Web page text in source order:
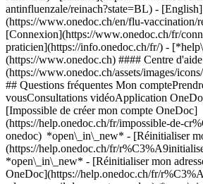
antinfluenzale/reinach?state=BL) - [English]
(https://www.onedoc.ch/en/flu-vaccination/
[Connexion](https://www.onedoc.ch/fr/
praticien](https://info.onedoc.ch/fr/) -
(https://www.onedoc.ch) #### Centre
(https://www.onedoc.ch/assets/images/
## Questions fréquentes Mon
vousConsultations vidéoApplication
[Impossible de créer mon compte OneDoc]
(https://help.onedoc.ch/fr/impossible-de-
onedoc) *open\_in\_new* - [Réinitialiser
(https://help.onedoc.ch/fr/
*open\_in\_new* - [Réinitialiser mon
OneDoc](https://help.onedoc.ch/fr/